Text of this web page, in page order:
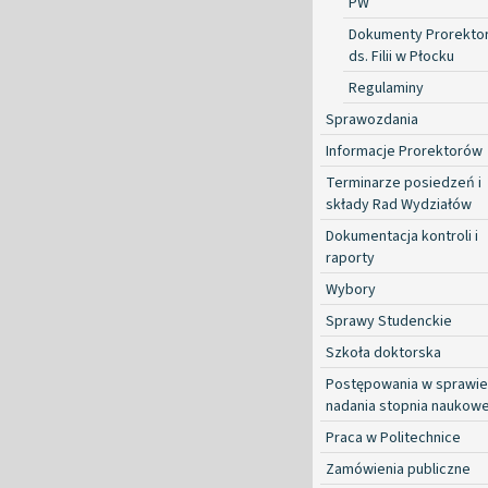
Dokumenty
ds. Filii w Płocku
Regulaminy
Sprawozdania
Informacje Prorektorów
Terminarze posiedzeń i
składy Rad Wydziałów
Dokumentacja kontroli i
raporty
Wybory
Sprawy Studenckie
Szkoła doktorska
Postępowania w sprawie
nadania stopnia
Praca w Politechnice
Zamówienia publiczne